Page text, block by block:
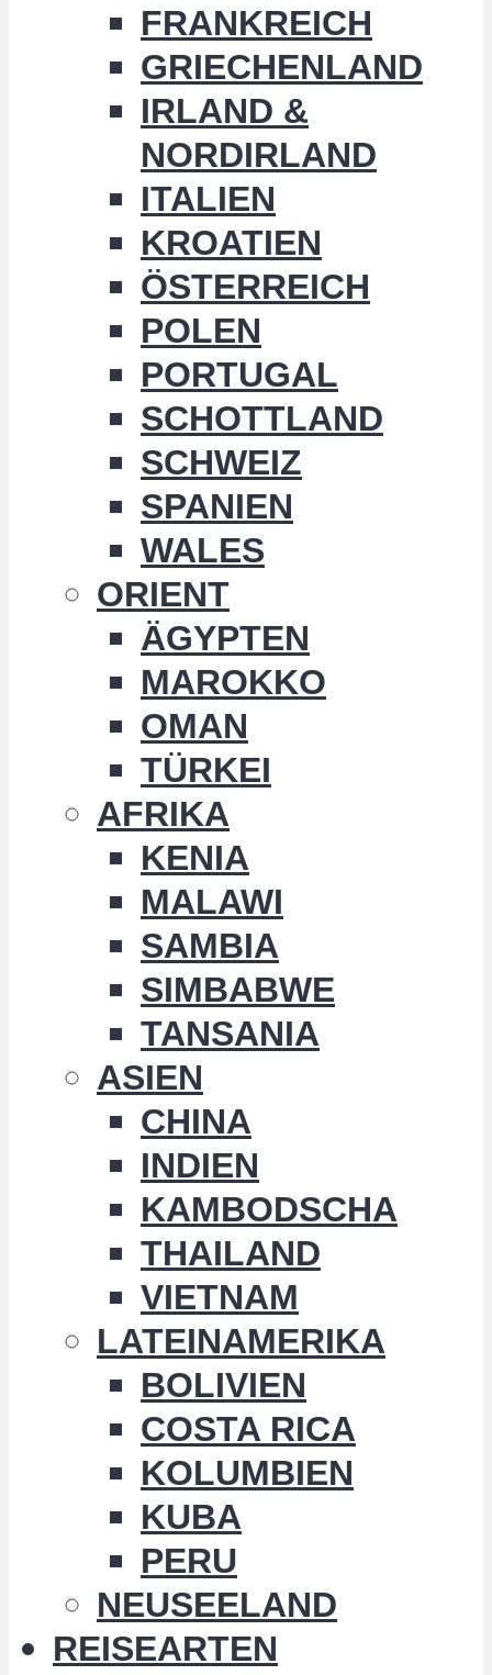
FRANKREICH
GRIECHENLAND
IRLAND &
NORDIRLAND
ITALIEN
KROATIEN
ÖSTERREICH
POLEN
PORTUGAL
SCHOTTLAND
SCHWEIZ
SPANIEN
WALES
ORIENT
ÄGYPTEN
MAROKKO
OMAN
TÜRKEI
AFRIKA
KENIA
MALAWI
SAMBIA
SIMBABWE
TANSANIA
ASIEN
CHINA
INDIEN
KAMBODSCHA
THAILAND
VIETNAM
LATEINAMERIKA
BOLIVIEN
COSTA RICA
KOLUMBIEN
KUBA
PERU
NEUSEELAND
REISEARTEN